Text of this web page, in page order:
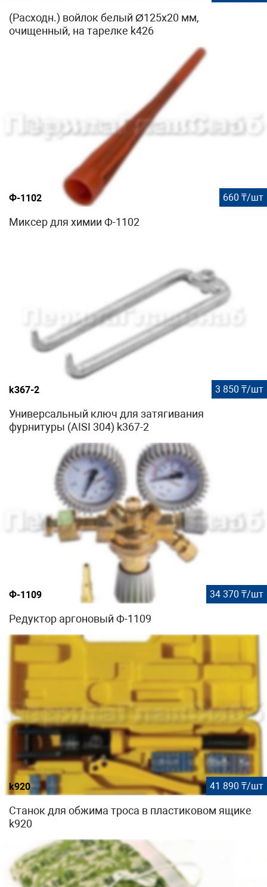
(Расходн.) войлок белый Ø125х20 мм,
очищенный, на тарелке k426
Ф-1102 660 ₸/шт
Миксер для химии Ф-1102
k367-2 3 850 ₸/шт
Универсальный ключ для затягивания
фурнитуры (AISI 304) k367-2
Ф-1109 34 370 ₸/шт
Редуктор аргоновый Ф-1109
k920 41 890 ₸/шт
Станок для обжима троса в пластиковом ящике
k920